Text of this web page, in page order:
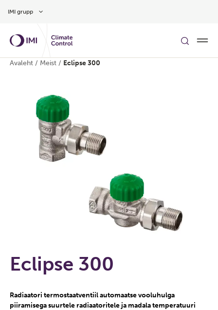
IMI grupp
Avaleht / Meist / Eclipse 300
Eclipse 300
Radiaatori termostaatventiil automaatse vooluhulga
piiramisega suurtele radiaatoritele ja madala temperatuuri